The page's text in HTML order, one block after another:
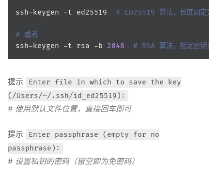
ssh-keygen -t ed25519 # ED25519 算法，长度固定
# 或者
ssh-keygen -t rsa -b 2048 # RSA 算法，指定密钥
提示
Enter file in which to save the key
(/Users/~/.ssh/id_ed25519):
# 使用默认文件位置，直接回车即可
提示
Enter passphrase (empty for no
passphrase):
# 设置私钥的密码（留空即为免密码）